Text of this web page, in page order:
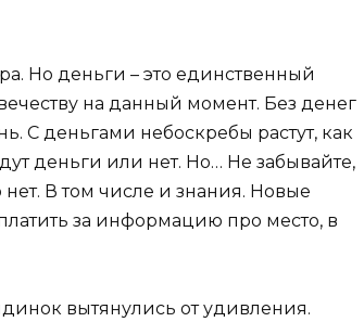
Но деньги – это единственный
на данный момент. Без денег
С деньгами небоскребы растут, как
деньги или нет. Но… Не забывайте,
нет. В том числе и знания. Новые
за информацию про место, в
вытянулись от удивления.